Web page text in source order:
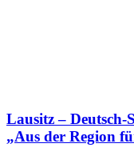
Lausitz –
„Aus der Region